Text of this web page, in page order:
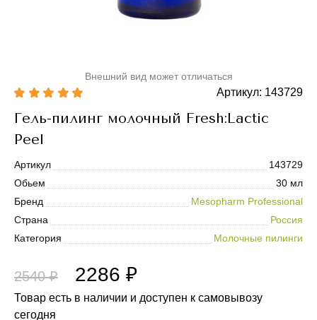
Внешний вид может отличаться
Артикул: 143729
Гель-пилинг молочный Fresh:Lactic
Peel
Артикул
143729
Обьем
30 мл
Бренд
Mesopharm Professional
Страна
Россия
Категория
Молочные пилинги
2540 ₽ 2286 ₽
Товар есть в наличии и доступен к самовывозу
сегодня